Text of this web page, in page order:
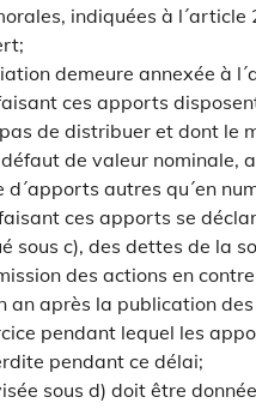
indiquées à
demeure annexée à
ces apports
de distribuer et dont le
de valeur nominale,
autres qu´en
ces apports se
sous c), des dettes de la
des actions en
an après la publication
pendant lequel les
pendant ce délai;
sous d) doit être